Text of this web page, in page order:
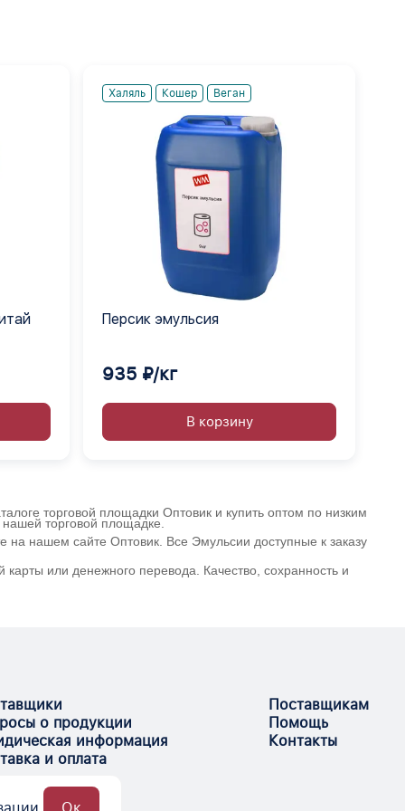
Халяль Кошер Веган
Персик эмульсия
935 ₽/кг
В корзину
торговой площадки Оптовик и купить оптом по низким
торговой площадке.
нашем сайте Оптовик. Все Эмульсии доступные к заказу
или денежного перевода. Качество, сохранность и
о продукции
информация
и оплата
Поставщикам
Помощь
Контакты